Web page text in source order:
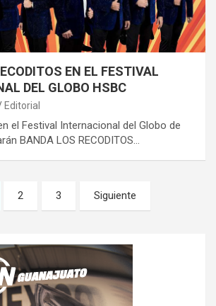
EN EL FESTIVAL
DEL GLOBO HSBC
Editorial
el Festival Internacional del Globo de
BANDA LOS RECODITOS…
2 3 Siguiente